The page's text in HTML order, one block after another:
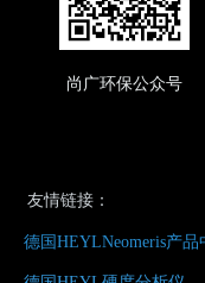
尚广环保公众
友情链接：
德国HEYLNeomeris产品